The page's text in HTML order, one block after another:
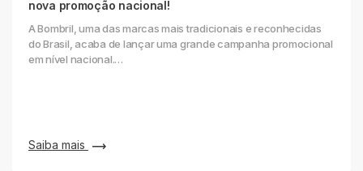
nova promoção nacional!
A Bombril, uma das marcas mais tradicionais e reconhecidas
do Brasil, acaba de lançar uma grande campanha promocional
em nível nacional.…
Saiba mais